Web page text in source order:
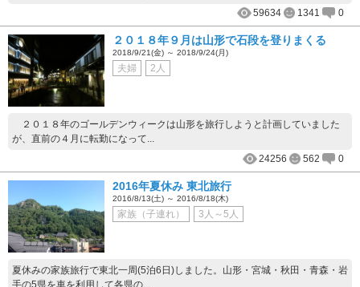
59634
1341 0
２０１８年９月は山形で石段を登りまくる
2018/9/21(金) ～ 2018/9/24(月)
夫婦 2人
２０１８年のゴールデンウィークは山形を旅行しようと計画していました
が、直前の４月に転勤になって...
24256
562 0
2016年夏休み 東北旅行
2016/8/13(土) ～ 2016/8/18(木)
家族（子連れ） 3人～5人
夏休みの家族旅行で東北一周(5泊6日)しました。山形・宮城・秋田・青森・岩
手の5県を車を利用して各県の...